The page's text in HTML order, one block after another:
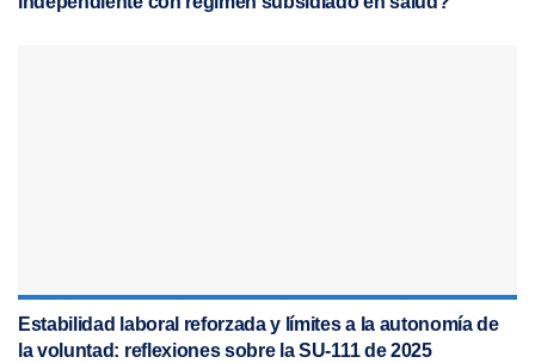
Estabilidad laboral reforzada y límites a la autonomía de
la voluntad: reflexiones sobre la SU-111 de 2025